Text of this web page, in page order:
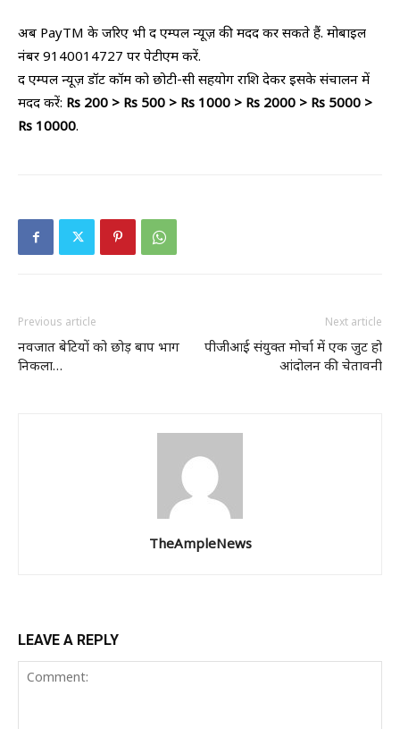
अब PayTM के जरिए भी द एम्पल न्यूज़ की मदद कर सकते हैं. मोबाइल
नंबर 9140014727 पर पेटीएम करें.
द एम्पल न्यूज़ डॉट कॉम को छोटी-सी सहयोग राशि देकर इसके संचालन में
मदद करें: Rs 200 > Rs 500 > Rs 1000 > Rs 2000 > Rs 5000 >
Rs 10000.
Previous article
नवजात बेटियों को छोड़ बाप भाग
निकला…
Next article
पीजीआई संयुक्त मोर्चा में एक जुट हो
आंदोलन की चेतावनी
TheAmpleNews
LEAVE A REPLY